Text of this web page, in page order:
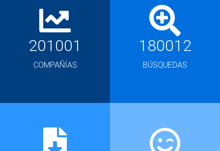
201001
COMPAÑÍAS
180012
BÚSQUEDAS